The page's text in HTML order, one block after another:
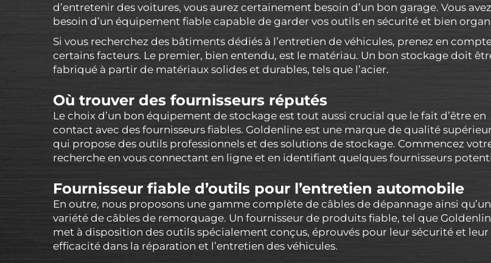
d’entretenir des voitures, vous aurez certainement besoin d’un bon garage. Vous avez
besoin d’un équipement fiable capable de garder vos outils en sécurité et bien
Si vous recherchez des bâtiments dédiés à l’entretien de véhicules, prenez en
certains facteurs. Le premier, bien entendu, est le matériau. Un bon stockage doit
fabriqué à partir de matériaux solides et durables, tels que l’acier.
Où trouver des fournisseurs réputés
Le choix d’un bon équipement de stockage est tout aussi crucial que le fait d’être en
contact avec des fournisseurs fiables. Goldenline est une marque de qualité
qui propose des outils professionnels et des solutions de stockage. Commencez
recherche en vous connectant en ligne et en identifiant quelques fournisseurs
Fournisseur fiable d’outils pour l’entretien automobile
En outre, nous proposons une gamme complète de câbles de dépannage ainsi
variété de câbles de remorquage. Un fournisseur de produits fiable, tel que
met à disposition des outils spécialement conçus, éprouvés pour leur sécurité et leur
efficacité dans la réparation et l’entretien des véhicules.